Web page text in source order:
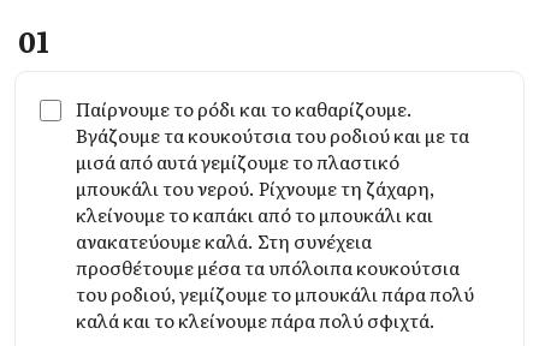
01
Παίρνουμε το ρόδι και το καθαρίζουμε.
Βγάζουμε τα κουκούτσια του ροδιού και με τα
μισά από αυτά γεμίζουμε το πλαστικό
μπουκάλι του νερού. Ρίχνουμε τη ζάχαρη,
κλείνουμε το καπάκι από το μπουκάλι και
ανακατεύουμε καλά. Στη συνέχεια
προσθέτουμε μέσα τα υπόλοιπα κουκούτσια
του ροδιού, γεμίζουμε το μπουκάλι πάρα πολύ
καλά και το κλείνουμε πάρα πολύ σφιχτά.